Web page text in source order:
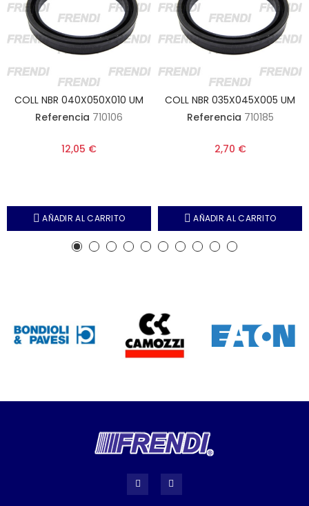
COLL NBR 040X050X010 UM
Referencia 710106
12,05 €
AÑADIR AL CARRITO
COLL NBR 035X045X005 UM
Referencia 710185
2,70 €
AÑADIR AL CARRITO